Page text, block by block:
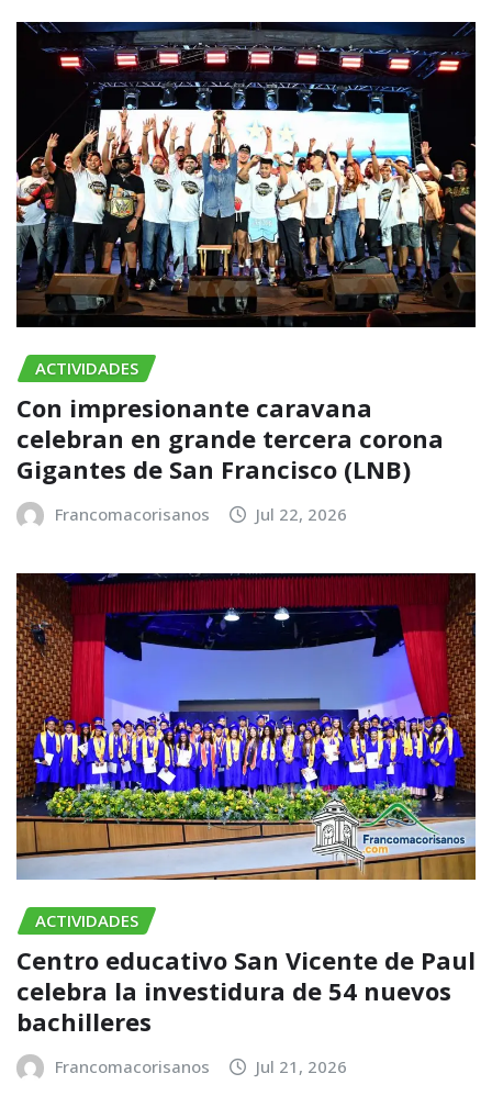
ACTIVIDADES
Con impresionante caravana
celebran en grande tercera corona
Gigantes de San Francisco (LNB)
Francomacorisanos Jul 22, 2026
ACTIVIDADES
Centro educativo San Vicente de Paul
celebra la investidura de 54 nuevos
bachilleres
Francomacorisanos Jul 21, 2026